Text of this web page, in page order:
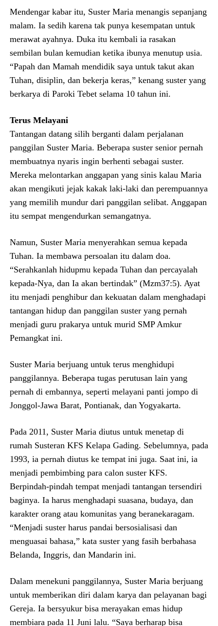
Mendengar kabar itu, Suster Maria menangis sepanjang
malam. Ia sedih karena tak punya kesempatan untuk
merawat ayahnya. Duka itu kembali ia rasakan
sembilan bulan kemudian ketika ibunya menutup usia.
“Papah dan Mamah mendidik saya untuk takut akan
Tuhan, disiplin, dan bekerja keras,” kenang suster yang
berkarya di Paroki Tebet selama 10 tahun ini.
Terus Melayani
Tantangan datang silih berganti dalam perjalanan
panggilan Suster Maria. Beberapa suster senior pernah
membuatnya nyaris ingin berhenti sebagai suster.
Mereka melontarkan anggapan yang sinis kalau Maria
akan mengikuti jejak kakak laki-laki dan perempuannya
yang memilih mundur dari panggilan selibat. Anggapan
itu sempat mengendurkan semangatnya.
Namun, Suster Maria menyerahkan semua kepada
Tuhan. Ia membawa persoalan itu dalam doa.
“Serahkanlah hidupmu kepada Tuhan dan percayalah
kepada-Nya, dan Ia akan bertindak” (Mzm37:5). Ayat
itu menjadi penghibur dan kekuatan dalam menghadapi
tantangan hidup dan panggilan suster yang pernah
menjadi guru prakarya untuk murid SMP Amkur
Pemangkat ini.
Suster Maria berjuang untuk terus menghidupi
panggilannya. Beberapa tugas perutusan lain yang
pernah di embannya, seperti melayani panti jompo di
Jonggol-Jawa Barat, Pontianak, dan Yogyakarta.
Pada 2011, Suster Maria diutus untuk menetap di
rumah Susteran KFS Kelapa Gading. Sebelumnya, pada
1993, ia pernah diutus ke tempat ini juga. Saat ini, ia
menjadi pembimbing para calon suster KFS.
Berpindah-pindah tempat menjadi tantangan tersendiri
baginya. Ia harus menghadapi suasana, budaya, dan
karakter orang atau komunitas yang beranekaragam.
“Menjadi suster harus pandai bersosialisasi dan
menguasai bahasa,” kata suster yang fasih berbahasa
Belanda, Inggris, dan Mandarin ini.
Dalam menekuni panggilannya, Suster Maria berjuang
untuk memberikan diri dalam karya dan pelayanan bagi
Gereja. Ia bersyukur bisa merayakan emas hidup
membiara pada 11 Juni lalu. “Saya berharap bisa